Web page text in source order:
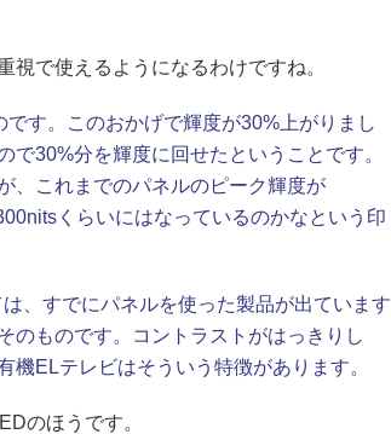
で使えるようになるわけですね。
です。このおかげで輝度が30%上がりまし
30%分を輝度に回せたということです。
、これまでのパネルのピーク輝度が
くらいにはなっているのかなという印
、すでにパネルを使った製品が出ています
のものです。コントラストがはっきりし
機ELテレビはそういう特徴があります。
のほうです。